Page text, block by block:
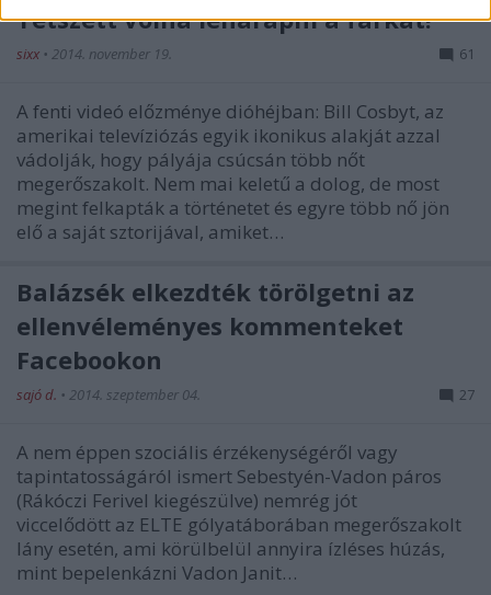
Tetszett volna leharapni a farkát!
sixx • 2014. november 19. 61
A fenti videó előzménye dióhéjban: Bill Cosbyt, az
amerikai televíziózás egyik ikonikus alakját azzal
vádolják, hogy pályája csúcsán több nőt
megerőszakolt. Nem mai keletű a dolog, de most
megint felkapták a történetet és egyre több nő jön
elő a saját sztorijával, amiket…
Balázsék elkezdték törölgetni az
ellenvéleményes kommenteket
Facebookon
sajó d. • 2014. szeptember 04. 27
A nem éppen szociális érzékenységéről vagy
tapintatosságáról ismert Sebestyén-Vadon páros
(Rákóczi Ferivel kiegészülve) nemrég jót
viccelődött az ELTE gólyatáborában megerőszakolt
lány esetén, ami körülbelül annyira ízléses húzás,
mint bepelenkázni Vadon Janit…